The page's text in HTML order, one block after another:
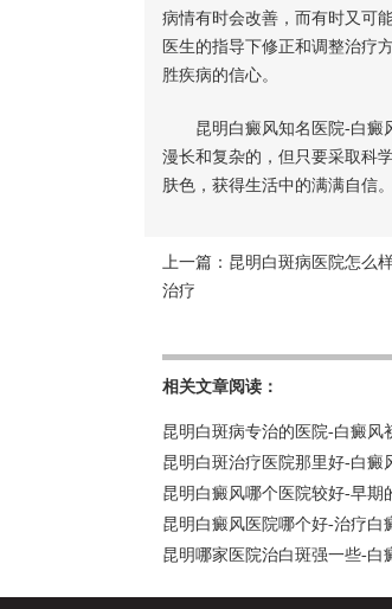
病情有时会改善，而有时又可
医生的指导下修正和调整治疗
胜疾病的信心。
昆明白癜风知名医院-白癜
漫长和复杂的，但只要采取科
肤色，获得生活中的满满自信。
上一篇： 昆明白斑病医院怎么
治疗
相关文章阅读：
昆明白斑病专治的医院-白癜风
昆明白斑治疗医院那里好-白癜
昆明白癜风哪个医院较好-早期
昆明白癜风医院哪个好-治疗白
昆明哪家医院治白斑强一些-白